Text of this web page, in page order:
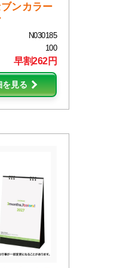
ンカラー
N030185
100
早割262円
を見る